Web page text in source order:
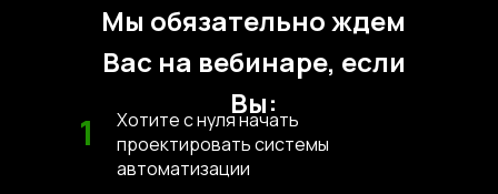
Мы обязательно ждем
Вас на вебинаре, если
Вы:
Хотите с нуля начать
проектировать системы
автоматизации
1